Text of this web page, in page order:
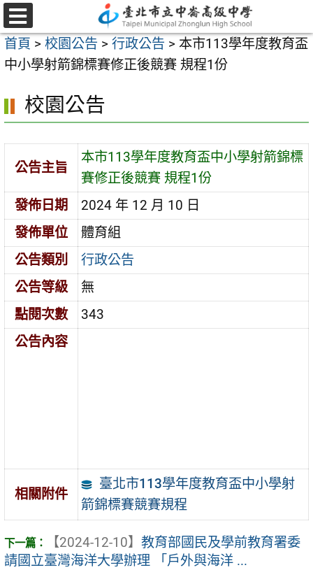
跳
至
主
要
容
選
單
首頁 > 校園公告 > 行政公告 > 本市113學年度教育盃
中小學射箭錦標賽修正後競賽 規程1份
校園公告
公告主旨
本市113學年度教育盃中小學射箭錦標
賽修正後競賽 規程1份
發佈日期
2024 年 12 月 10 日
發佈單位
體育組
公告類別
行政公告
公告等級
無
點閱次數
343
公告內容
相關附件
臺北市113學年度教育盃中小學射
箭錦標賽競賽規程
【2024-12-10】 教育部國民及學前教育署委
請國立臺灣海洋大學辦理 「戶外與海洋 ...